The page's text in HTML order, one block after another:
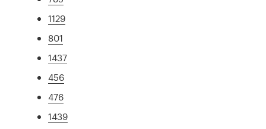
1129
801
1437
456
476
1439